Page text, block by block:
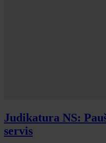
Judikatura NS:
servis